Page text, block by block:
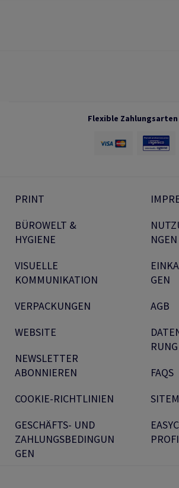
Flexible Zahlungsarten
PRINT
BÜROWELT &
HYGIENE
VISUELLE
KOMMUNIKATION
VERPACKUNGEN
WEBSITE
NEWSLETTER
ABONNIEREN
COOKIE-RICHTLINIEN
GESCHÄFTS- UND
ZAHLUNGSBEDINGUN
GEN
NGEN
GEN
AGB
RUNG
FAQS